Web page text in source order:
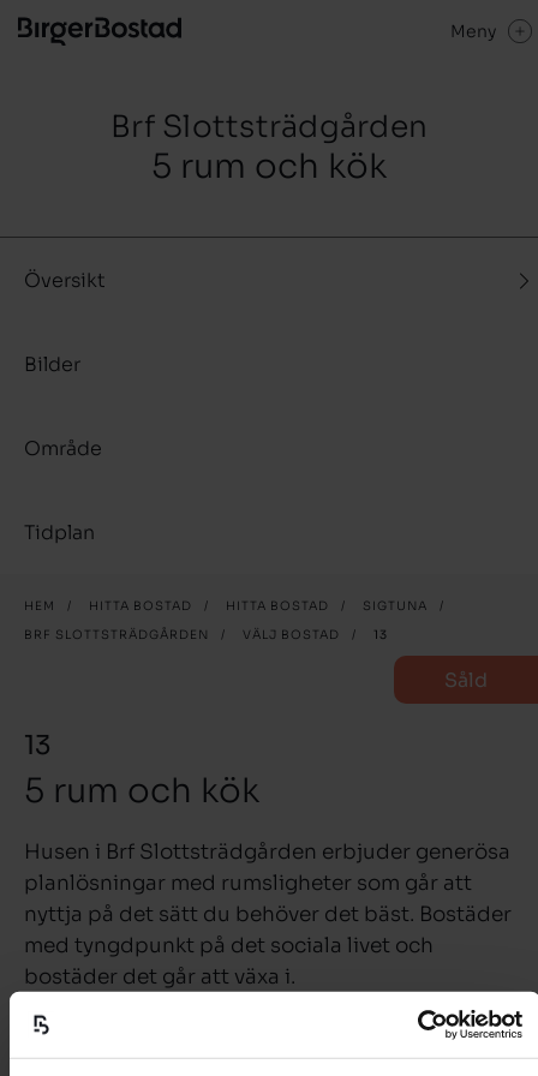
Meny
Brf Slottsträdgården
5 rum och kök
Översikt
Bilder
Område
Tidplan
HEM / HITTA BOSTAD / HITTA BOSTAD / SIGTUNA
/
BRF SLOTTSTRÄDGÅRDEN
/ VÄLJ BOSTAD / 13
Såld
13
5 rum och kök
Husen i Brf Slottsträdgården erbjuder generösa
planlösningar med rumsligheter som går att
nyttja på det sätt du behöver det bäst. Bostäder
med tyngdpunkt på det sociala livet och
bostäder det går att växa i.
I anslutning till det sociala vardagsrummet har alla